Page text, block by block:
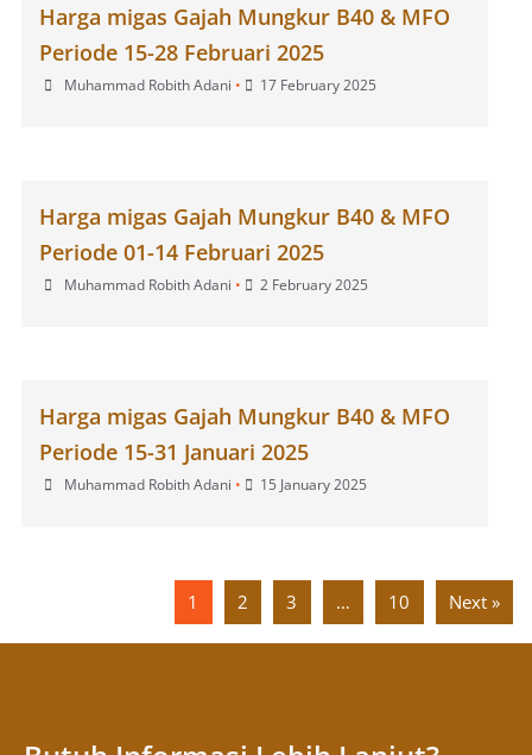
Harga migas Gajah Mungkur B40 & MFO
Periode 15-28 Februari 2025
Muhammad Robith Adani • 17 February 2025
Harga migas Gajah Mungkur B40 & MFO
Periode 01-14 Februari 2025
Muhammad Robith Adani • 2 February 2025
Harga migas Gajah Mungkur B40 & MFO
Periode 15-31 Januari 2025
Muhammad Robith Adani • 15 January 2025
1 2 3 … 10 Next »